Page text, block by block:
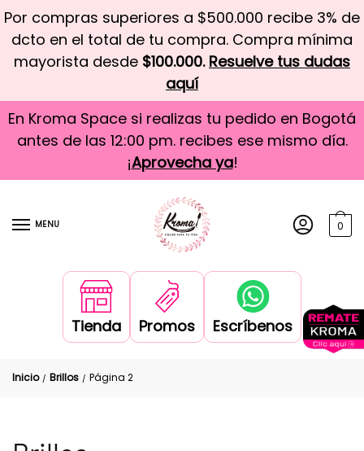
Por compras superiores a $500.000 recibe 3% de
dcto en el total de tu compra. Compra mínima
mayorista desde $100.000. Resuelve tus dudas
aquí
En Kroma Space si realizas tu pedido en Bogotá
antes de las 12:00 pm. recibes ese mismo día.
¡Aprovecha ya!
MENU 0
Tienda Promos Escríbenos
Inicio / Brillos / Página 2